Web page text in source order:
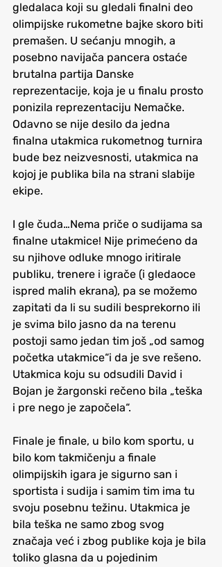
gledalaca koji su gledali finalni deo
olimpijske rukometne bajke skoro biti
premašen. U sećanju mnogih, a
posebno navijača pancera ostaće
brutalna partija Danske
reprezentacije, koja je u finalu prosto
ponizila reprezentaciju Nemačke.
Odavno se nije desilo da jedna
finalna utakmica rukometnog turnira
bude bez neizvesnosti, utakmica na
kojoj je publika bila na strani slabije
ekipe.
I gle čuda…Nema priče o sudijama sa
finalne utakmice! Nije primećeno da
su njihove odluke mnogo iritirale
publiku, trenere i igrače (i gledaoce
ispred malih ekrana), pa se možemo
zapitati da li su sudili besprekorno ili
je svima bilo jasno da na terenu
postoji samo jedan tim još „od samog
početka utakmice“i da je sve rešeno.
Utakmica koju su odsudili David i
Bojan je žargonski rečeno bila „teška
i pre nego je započela“.
Finale je finale, u bilo kom sportu, u
bilo kom takmičenju a finale
olimpijskih igara je sigurno san i
sportista i sudija i samim tim ima tu
svoju posebnu težinu. Utakmica je
bila teška ne samo zbog svog
značaja već i zbog publike koja je bila
toliko glasna da u pojedinim